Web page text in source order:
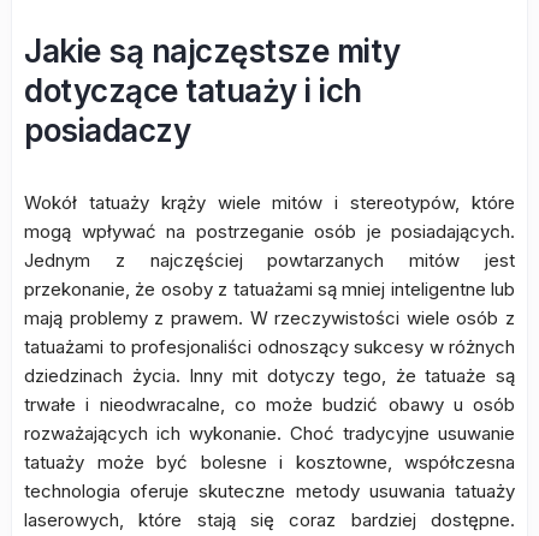
Jakie są najczęstsze mity
dotyczące tatuaży i ich
posiadaczy
Wokół tatuaży krąży wiele mitów i stereotypów, które
mogą wpływać na postrzeganie osób je posiadających.
Jednym z najczęściej powtarzanych mitów jest
przekonanie, że osoby z tatuażami są mniej inteligentne lub
mają problemy z prawem. W rzeczywistości wiele osób z
tatuażami to profesjonaliści odnoszący sukcesy w różnych
dziedzinach życia. Inny mit dotyczy tego, że tatuaże są
trwałe i nieodwracalne, co może budzić obawy u osób
rozważających ich wykonanie. Choć tradycyjne usuwanie
tatuaży może być bolesne i kosztowne, współczesna
technologia oferuje skuteczne metody usuwania tatuaży
laserowych, które stają się coraz bardziej dostępne.